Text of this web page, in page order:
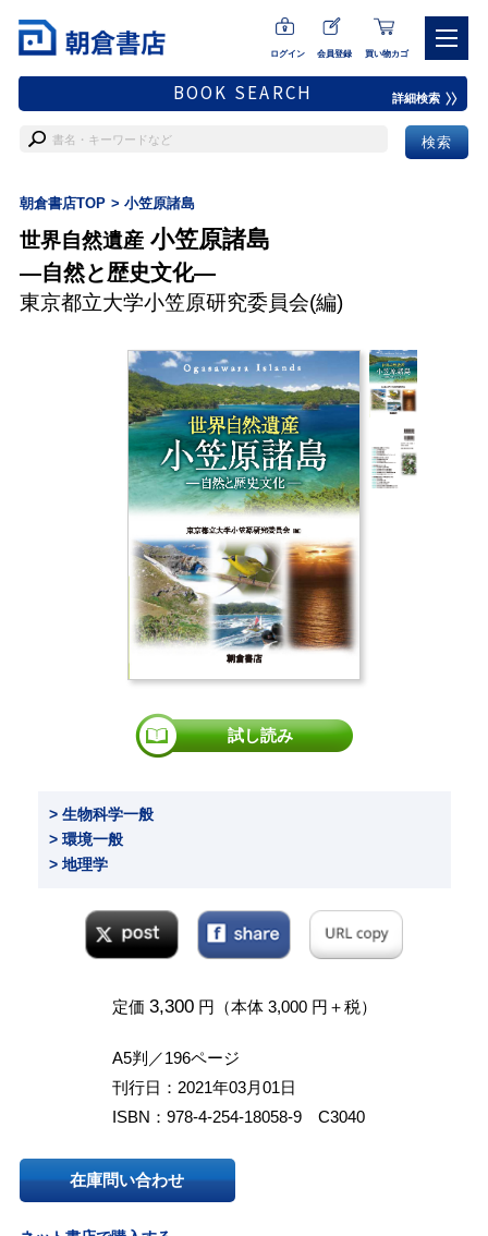
ログイン 会員登録 買い物カゴ
BOOK SEARCH 詳細検索
朝倉書店TOP 小笠原諸島
世界自然遺産小笠原諸島
―自然と歴史文化―
東京都立大学小笠原研究委員会(編)
試し読み
> 生物科学一般
> 環境一般
> 地理学
定価 3,300円（本体 3,000 円＋税）
A5判／196ページ
刊行日：2021年03月01日
ISBN：978-4-254-18058-9 C3040
在庫問い合わせ